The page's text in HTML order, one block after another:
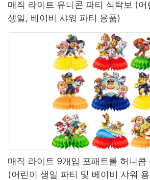
매직 라이트 유니콘 파티 식탁보 (어
생일, 베이비 샤워 파티 용품)
매직 라이트 9개입 포패트롤 허니콤
(어린이 생일 파티 및 베이비 샤워